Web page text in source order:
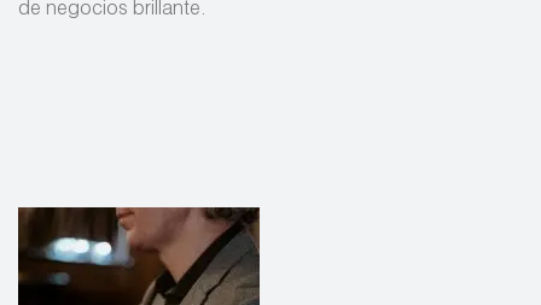
de negocios brillante.